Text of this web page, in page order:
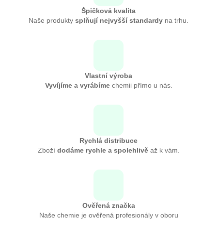
Špičková kvalita
Naše produkty splňují nejvyšší standardy na trhu.
Vlastní výroba
Vyvíjíme a vyrábímechemii přímo u nás.
Rychlá distribuce
Zboží dodáme rychle a spolehlivěaž k vám.
Ověřená značka
Naše chemie je ověřená profesionály v oboru